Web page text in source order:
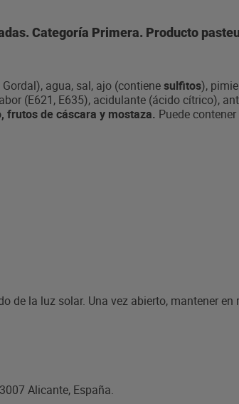
Categoría Primera. Producto
agua, sal, ajo (contienesulfitos),
(E621, E635), acidulante (ácido cítrico),
frutos de cáscara y mostaza. Puede
de la luz solar. Una vez abierto, mantener
Alicante, España.